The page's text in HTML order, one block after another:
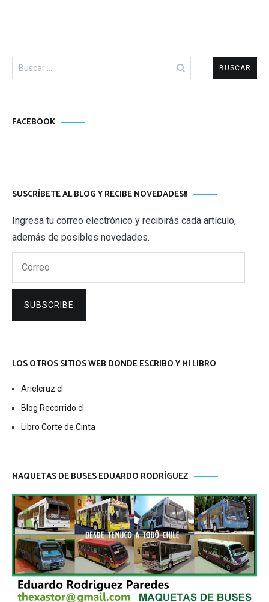
Buscar:
FACEBOOK
SUSCRÍBETE AL BLOG Y RECIBE NOVEDADES!!
Ingresa tu correo electrónico y recibirás cada artículo,
además de posibles novedades.
SUBSCRIBE
LOS OTROS SITIOS WEB DONDE ESCRIBO Y MI LIBRO
Arielcruz.cl
Blog Recorrido.cl
Libro Corte de Cinta
MAQUETAS DE BUSES EDUARDO RODRÍGUEZ